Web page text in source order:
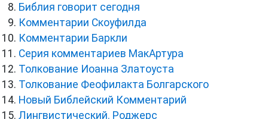
Библия говорит сегодня
Комментарии Скоуфилда
Комментарии Баркли
Серия комментариев МакАртура
Толкование Иоанна Златоуста
Толкование Феофилакта Болгарского
Новый Библейский Комментарий
Лингвистический. Роджерс